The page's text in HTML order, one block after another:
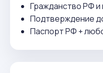
Гражданство РФ и
Подтверждение
Паспорт РФ +